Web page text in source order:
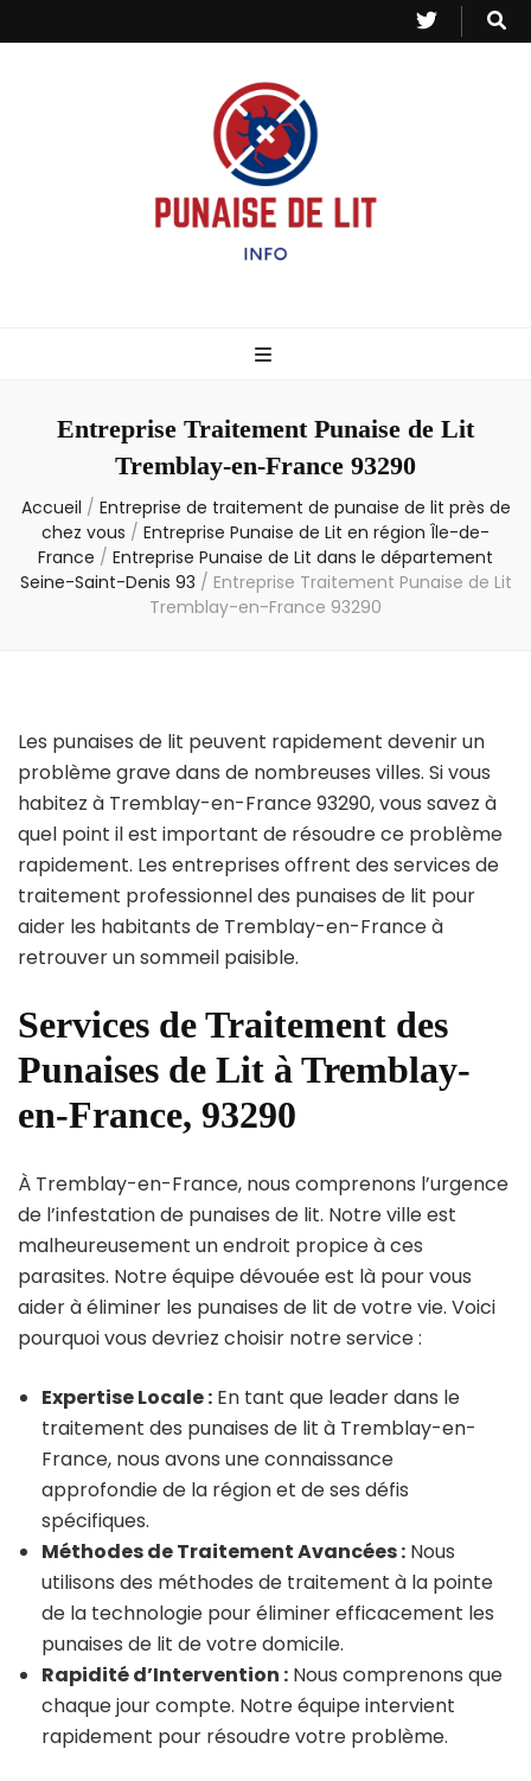
– Info
Entreprise Traitement Punaise de Lit
Tremblay-en-France 93290
Accueil / Entreprise de traitement de punaise de lit près de
chez vous / Entreprise Punaise de Lit en région Île-de-
France / Entreprise Punaise de Lit dans le département
Seine-Saint-Denis 93 / Entreprise Traitement Punaise de Lit
Tremblay-en-France 93290
Les punaises de lit peuvent rapidement devenir un
problème grave dans de nombreuses villes. Si vous
habitez à Tremblay-en-France 93290, vous savez à
quel point il est important de résoudre ce problème
rapidement. Les entreprises offrent des services de
traitement professionnel des punaises de lit pour
aider les habitants de Tremblay-en-France à
retrouver un sommeil paisible.
Services de Traitement des
Punaises de Lit à Tremblay-
en-France, 93290
À Tremblay-en-France, nous comprenons l’urgence
de l’infestation de punaises de lit. Notre ville est
malheureusement un endroit propice à ces
parasites. Notre équipe dévouée est là pour vous
aider à éliminer les punaises de lit de votre vie. Voici
pourquoi vous devriez choisir notre service :
Expertise Locale : En tant que leader dans le
traitement des punaises de lit à Tremblay-en-
France, nous avons une connaissance
approfondie de la région et de ses défis
spécifiques.
Méthodes de Traitement Avancées : Nous
utilisons des méthodes de traitement à la pointe
de la technologie pour éliminer efficacement les
punaises de lit de votre domicile.
Rapidité d’Intervention : Nous comprenons que
chaque jour compte. Notre équipe intervient
rapidement pour résoudre votre problème.